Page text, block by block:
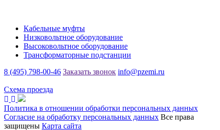
Кабельные муфты
Низковольтное оборудование
Высоковольтное оборудование
Трансформаторные подстанции
8 (495) 798-00-46 Заказать звонок info@pzemi.ru
Схема проезда
Политика в отношении обработки персональных данных
Согласие на обработку персональных данных Все права
защищены Карта сайта